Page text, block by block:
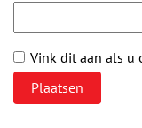
Vink dit aan als u